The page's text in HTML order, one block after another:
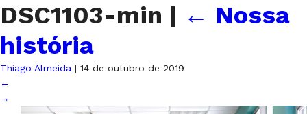
DSC1103-min | ← Nossa
história
Thiago Almeida | 14 de outubro de 2019
←
→